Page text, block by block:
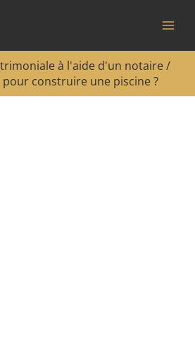
à l'aide d'un notaire
construire une piscine ?